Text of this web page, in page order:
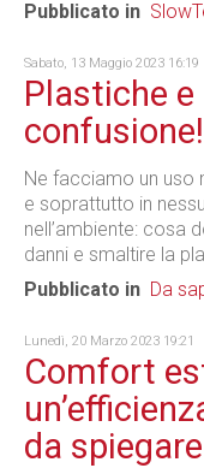
Pubblicato in
Sabato, 13 Maggio 2023 16:19
Plastiche
confusione!
Ne facciamo un uso
e soprattutto in
nell’ambiente: cosa
danni e smaltire la
Pubblicato in Da
Lunedì, 20 Marzo 2023 19:21
Comfort
da spiegare